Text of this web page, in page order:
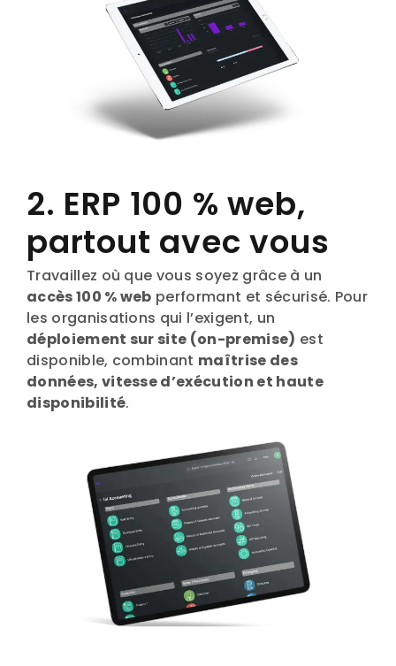
2. ERP 100 % web,
partout avec vous
Travaillez où que vous soyez grâce à un
accès 100 % web performant et sécurisé. Pour
les organisations qui l’exigent, un
déploiement sur site (on-premise) est
disponible, combinant maîtrise des
données, vitesse d’exécution et haute
disponibilité.